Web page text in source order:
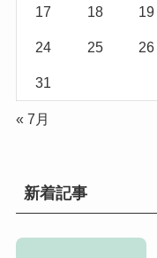
17 18 19
24 25 26
31
« 7月
新着記事